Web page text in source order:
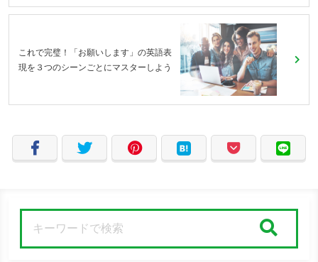
これで完璧！「お願いします」の英語表
現を３つのシーンごとにマスターしよう